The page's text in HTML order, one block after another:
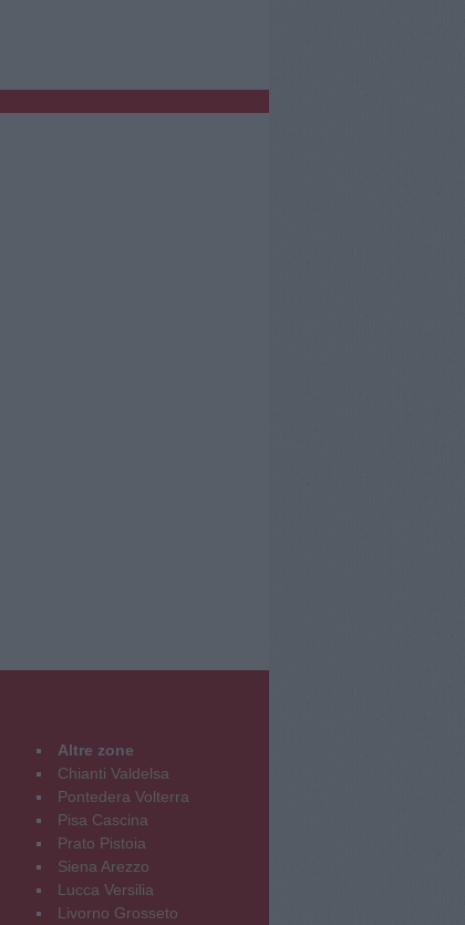
Altre zone
Chianti Valdelsa
Pontedera Volterra
Pisa Cascina
Prato Pistoia
Siena Arezzo
Lucca Versilia
Livorno Grosseto